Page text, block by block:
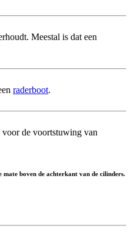
Meestal is dat een
raderboot.
voor de voortstuwing van
boven de achterkant van de cilinders.